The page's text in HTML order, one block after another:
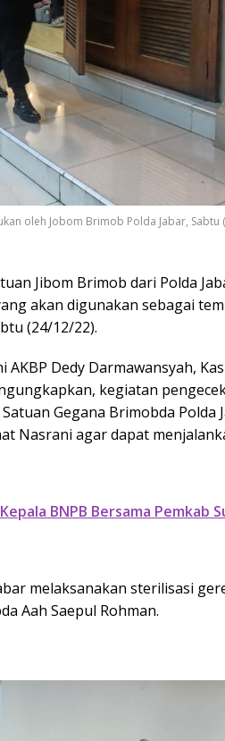
oleh Jobom Brimob Polda Jabar, Sabtu
Jibom Brimob dari Polda
akan digunakan sebagai
(24/12/22).
Dedy Darmawansyah,
kegiatan
Gegana Brimobda Polda
Nasrani agar dapat
BNPB Bersama Pemkab
melaksanakan sterilisasi
Aah Saepul Rohman.